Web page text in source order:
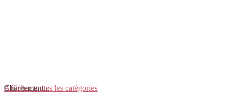
Chargement...
Afficher toutes les catégories